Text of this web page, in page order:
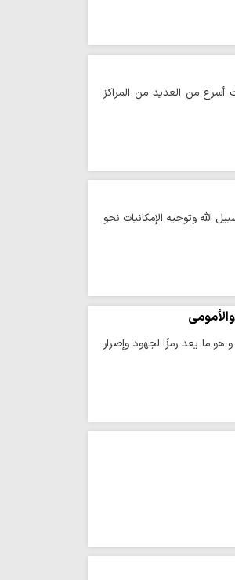
أسرع من العديد من المراكز
الله وتوجيه الإمكانيات نحو
هو ما يعد رمزًا لجهود وإصرار